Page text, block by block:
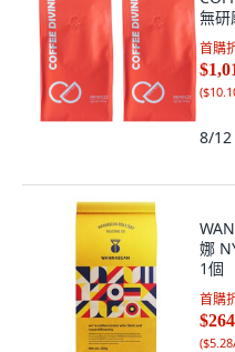
無研
首購
(
8/12
娜
1個
首購
$264
(